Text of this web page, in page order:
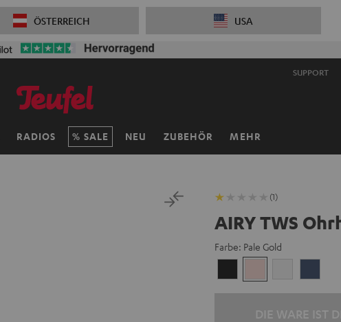
ÖSTERREICH USA
SUPPORT
RADIOS SALE NEU ZUBEHÖR MEHR
(1)
AIRY TWS
Farbe: Pale Gold
Black Gold
White